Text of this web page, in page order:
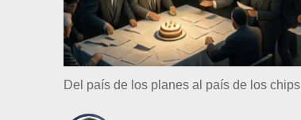
Del país de los planes al país de los chips